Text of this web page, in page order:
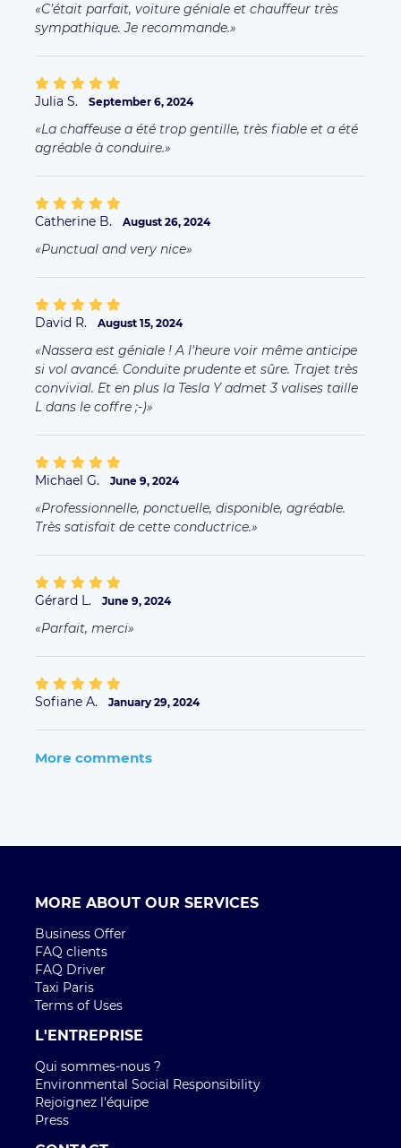
C’était parfait, voiture géniale et chauffeur très
sympathique. Je recommande.
Julia S. September 6, 2024
La chaffeuse a été trop gentille, très fiable et a été
agréable à conduire.
Catherine B. August 26, 2024
Punctual and very nice
David R. August 15, 2024
Nassera est géniale ! A l'heure voir même anticipe
si vol avancé. Conduite prudente et sûre. Trajet très
convivial. Et en plus la Tesla Y admet 3 valises taille
L dans le coffre ;-)
Michael G. June 9, 2024
Professionnelle, ponctuelle, disponible, agréable.
Très satisfait de cette conductrice.
Gérard L. June 9, 2024
Parfait, merci
Sofiane A. January 29, 2024
More comments
MORE ABOUT OUR SERVICES
Business Offer
FAQ clients
FAQ Driver
Taxi Paris
Terms of Uses
L'ENTREPRISE
Qui sommes-nous ?
Environmental Social Responsibility
Rejoignez l'équipe
Press